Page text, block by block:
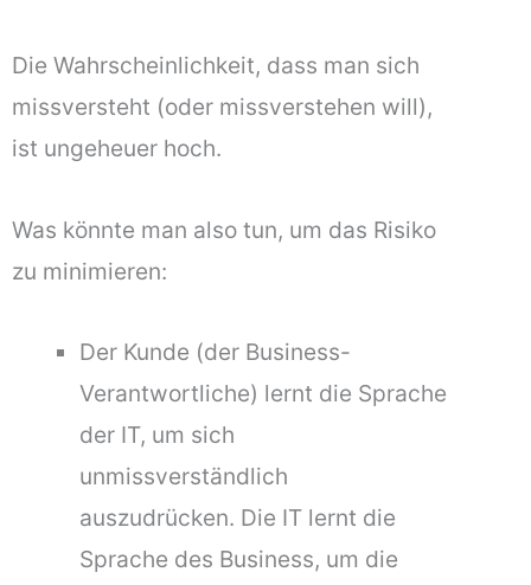
Die Wahrscheinlichkeit, dass man sich
missversteht (oder missverstehen will),
ist ungeheuer hoch.
Was könnte man also tun, um das Risiko
zu minimieren:
Der Kunde (der Business-
Verantwortliche) lernt die Sprache
der IT, um sich
unmissverständlich
auszudrücken. Die IT lernt die
Sprache des Business, um die